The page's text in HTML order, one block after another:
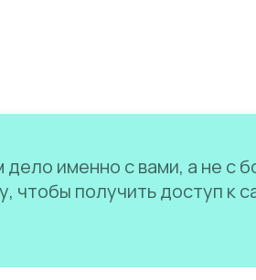
именно с вами, а не с
чтобы получить доступ к